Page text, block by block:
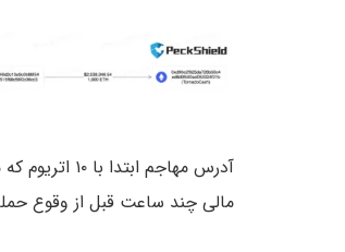
آدرس مهاجم ابتدا با ۱۰ اتریوم که معادل تقریباً
مالی چند ساعت قبل از وقوع